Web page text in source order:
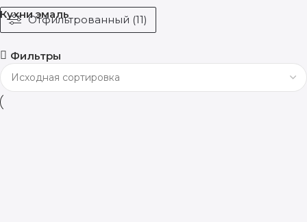
Кухни эмаль
Отфильтрованный (11)
Фильтры